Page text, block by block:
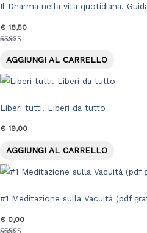
Il Dharma nella vita quotidiana.
€ 18,50
5.00
su 5
AGGIUNGI AL CARRELLO
Liberi tutti. Liberi da tutto
€ 19,00
AGGIUNGI AL CARRELLO
#1 Meditazione sulla Vacuità (pdf
€ 0,00